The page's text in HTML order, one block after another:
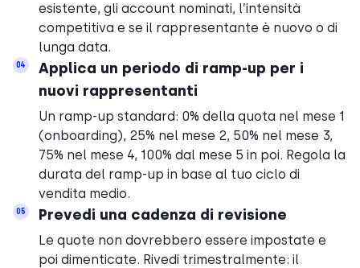
esistente, gli account nominati, l’intensità
competitiva e se il rappresentante è nuovo o di
lunga data.
04
Applica un periodo di ramp-up per i
nuovi rappresentanti
Un ramp-up standard: 0% della quota nel mese 1
(onboarding), 25% nel mese 2, 50% nel mese 3,
75% nel mese 4, 100% dal mese 5 in poi. Regola la
durata del ramp-up in base al tuo ciclo di
vendita medio.
05 Prevedi una cadenza di revisione
Le quote non dovrebbero essere impostate e
poi dimenticate. Rivedi trimestralmente: il